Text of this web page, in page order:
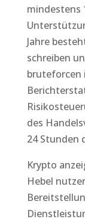
mindestens
Jahre
schreiben
bruteforcen
des
24 Stunden
Krypto
Hebel